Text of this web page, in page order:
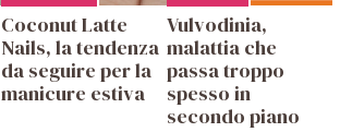
Coconut Latte
Nails, la tendenza
da seguire per la
manicure estiva
Vulvodinia,
malattia che
passa troppo
spesso in
secondo piano